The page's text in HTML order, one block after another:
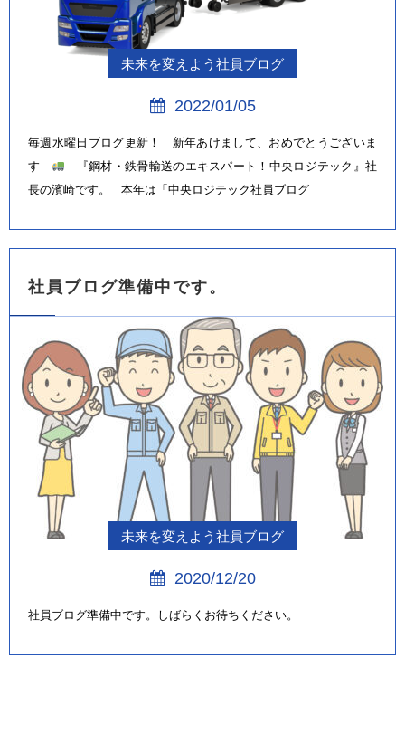
未来を変えよう社員ブログ
2022/01/05
毎週水曜日ブログ更新！ 新年あけまして、おめでとうございま
す
『鋼材・鉄骨輸送のエキスパート！中央ロジテック』社
長の濱崎です。 本年は「中央ロジテック社員ブログ
社員ブログ準備中です。
未来を変えよう社員ブログ
2020/12/20
社員ブログ準備中です。しばらくお待ちください。